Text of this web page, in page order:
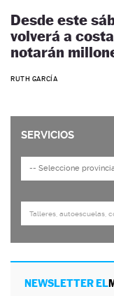
Desde este
volverá a
notarán
RUTH GARCÍA
NEWSLETTER EL